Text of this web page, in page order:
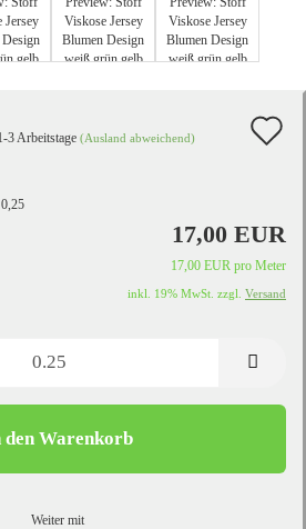
3 Arbeitstage (Ausland abweichend)
0,25
17,00 EUR
17,00 EUR pro Meter
inkl. 19% MwSt. zzgl. Versand
den Warenkorb
Weiter mit